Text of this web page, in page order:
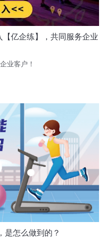
亿企练】，共同服务企业
业客户！
是怎么做到的？